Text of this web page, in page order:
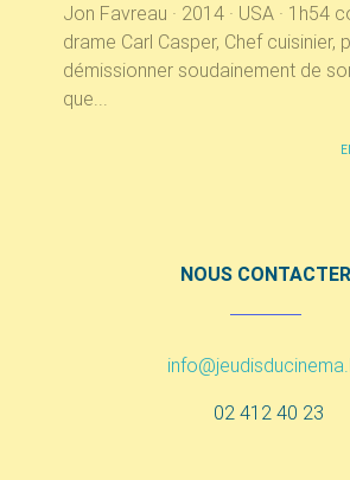
Jon Favreau · 2014 · USA · 1h54
drame Carl Casper, Chef cuisinier,
démissionner soudainement de
que...
NOUS CONTACTER
02 412 40 23